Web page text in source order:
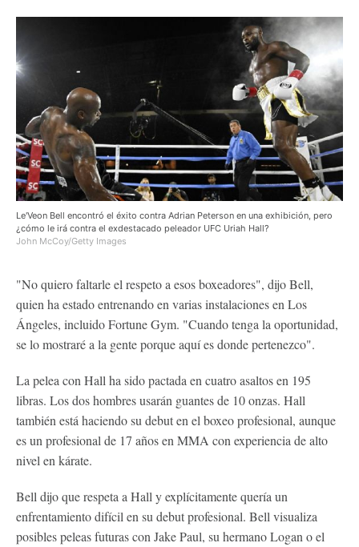
Le'Veon Bell encontró el éxito contra Adrian Peterson en una exhibición, pero
¿cómo le irá contra el exdestacado peleador UFC Uriah Hall?
John McCoy/Getty Images
"No quiero faltarle el respeto a esos boxeadores", dijo Bell,
quien ha estado entrenando en varias instalaciones en Los
Ángeles, incluido Fortune Gym. "Cuando tenga la oportunidad,
se lo mostraré a la gente porque aquí es donde pertenezco".
La pelea con Hall ha sido pactada en cuatro asaltos en 195
libras. Los dos hombres usarán guantes de 10 onzas. Hall
también está haciendo su debut en el boxeo profesional, aunque
es un profesional de 17 años en MMA con experiencia de alto
nivel en kárate.
Bell dijo que respeta a Hall y explícitamente quería un
enfrentamiento difícil en su debut profesional. Bell visualiza
posibles peleas futuras con Jake Paul, su hermano Logan o el